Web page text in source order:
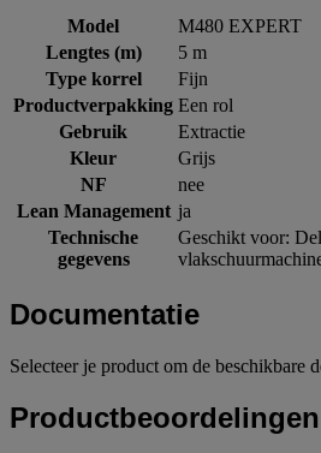
Model
M480 EXPERT
Lengtes (m)
5 m
Type korrel
Fijn
Productverpakking Een rol
Gebruik
Extractie
Kleur
Grijs
NF
nee
Lean Management ja
Technische
gegevens
Geschikt voor:
Documentatie
Selecteer je product om de beschikbare
Productbeoordelingen